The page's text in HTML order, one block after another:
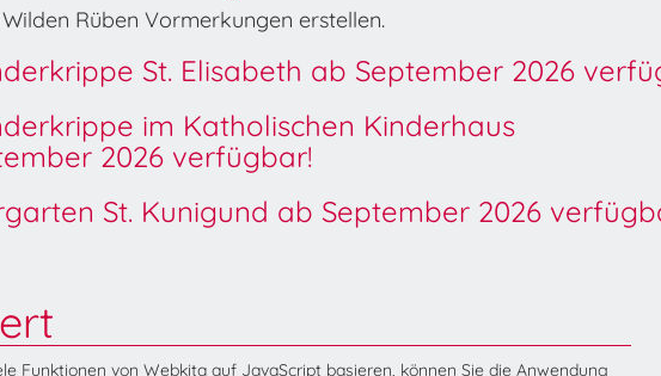
Rüben Vormerkungen erstellen.
St. Elisabeth ab September 2026
im Katholischen Kinderhaus
2026 verfügbar!
St. Kunigund ab September 2026
Funktionen von Webkita auf JavaScript basieren, können Sie die Anwendung